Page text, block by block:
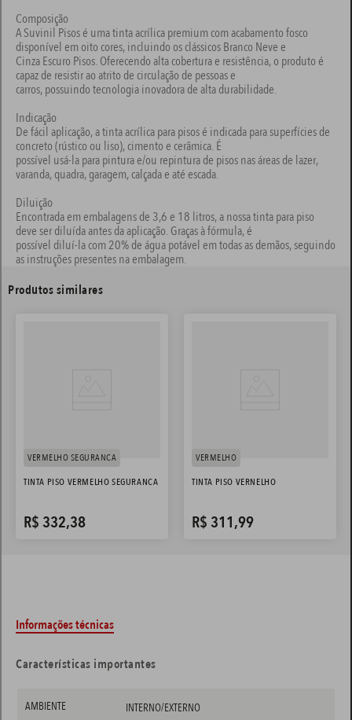
Composição
A Suvinil Pisos é uma tinta acrílica premium com acabamento fosco
disponível em oito cores, incluindo os clássicos Branco Neve e
Cinza Escuro Pisos. Oferecendo alta cobertura e resistência, o produto é
capaz de resistir ao atrito de circulação de pessoas e
carros, possuindo tecnologia inovadora de alta durabilidade.
Indicação
De fácil aplicação, a tinta acrílica para pisos é indicada para superfícies de
concreto (rústico ou liso), cimento e cerâmica. É
possível usá-la para pintura e/ou repintura de pisos nas áreas de lazer,
varanda, quadra, garagem, calçada e até escada.
Diluição
Encontrada em embalagens de 3,6 e 18 litros, a nossa tinta para piso
deve ser diluída antes da aplicação. Graças à fórmula, é
possível diluí-la com 20% de água potável em todas as demãos, seguindo
as instruções presentes na embalagem.
Produtos similares
VERMELHO SEGURANCA
TINTA PISO VERMELHO SEGURANCA
R$ 332,38
VERMELHO
TINTA PISO VERNELHO
R$ 311,99
Informações técnicas
Características importantes
AMBIENTE INTERNO/EXTERNO